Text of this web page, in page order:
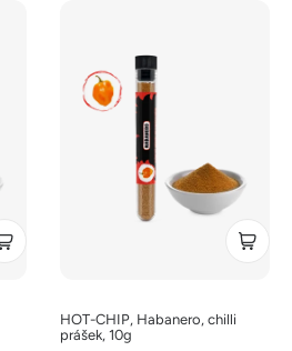
HOT-CHIP, Habanero, chilli
prášek, 10g